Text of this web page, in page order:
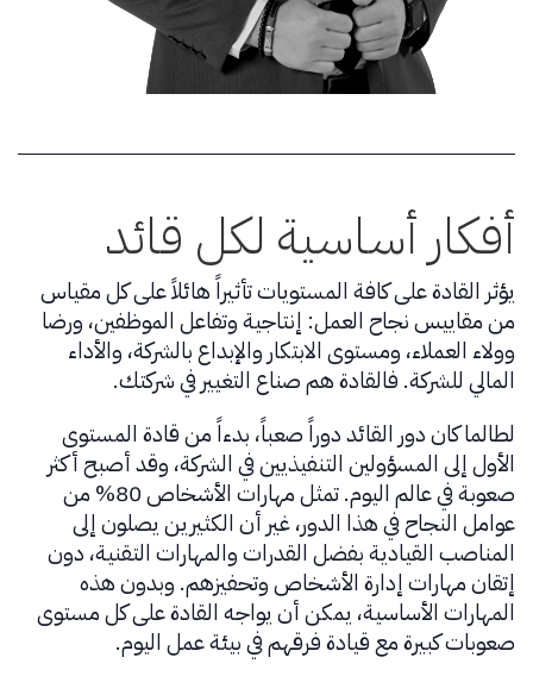
أفكار أساسية لكل قائد
يؤثر القادة على كافة المستويات تأثيراً هائلاً على كل مقياس
من مقاييس نجاح العمل: إنتاجية وتفاعل الموظفين، ورضا
وولاء العملاء، ومستوى الابتكار والإبداع بالشركة، والأداء
المالي للشركة. فالقادة هم صناع التغيير في شركتك.
لطالما كان دور القائد دوراً صعباً، بدءاً من قادة المستوى
الأول إلى المسؤولين التنفيذيين في الشركة، وقد أصبح أكثر
صعوبة في عالم اليوم. تمثل مهارات الأشخاص 80% من
عوامل النجاح في هذا الدور، غير أن الكثيرين يصلون إلى
المناصب القيادية بفضل القدرات والمهارات التقنية، دون
إتقان مهارات إدارة الأشخاص وتحفيزهم. وبدون هذه
المهارات الأساسية، يمكن أن يواجه القادة على كل مستوى
صعوبات كبيرة مع قيادة فرقهم في بيئة عمل اليوم.